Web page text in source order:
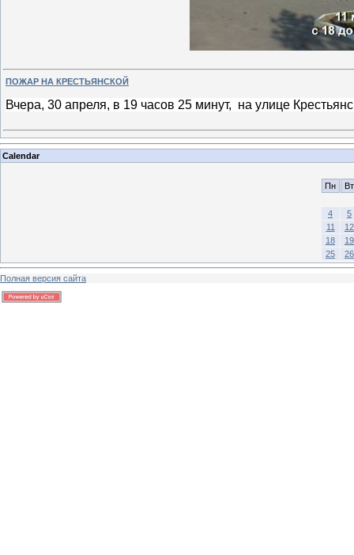
ПОЖАР НА КРЕСТЬЯНСКОЙ
Вчера, 30 апреля, в 19 часов 25 минут, на улице
Calendar
Пн Вт
4
5
11
12
18
19
25
26
Полная версия сайта